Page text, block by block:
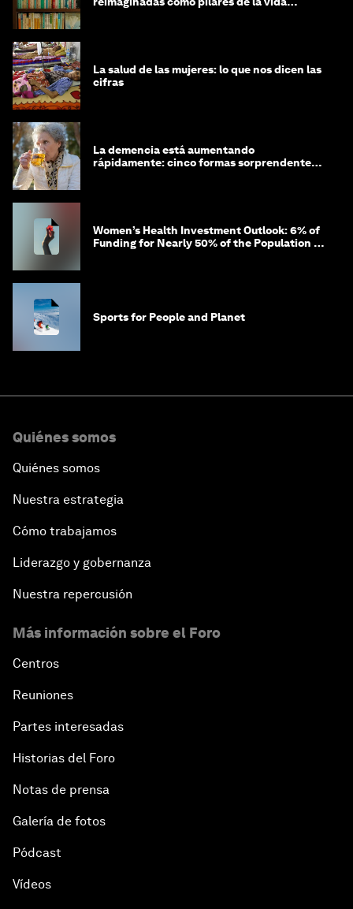
La salud de las mujeres: lo que nos dicen las
cifras
La demencia está aumentando
rápidamente: cinco formas sorprendentes
Women’s Health Investment Outlook: 6% of
Funding for Nearly 50% of the Population –
Sports for People and Planet
Quiénes somos
Quiénes somos
Nuestra estrategia
Cómo trabajamos
Liderazgo y gobernanza
Nuestra repercusión
Más información sobre el Foro
Centros
Reuniones
Partes interesadas
Historias del Foro
Notas de prensa
Galería de fotos
Pódcast
Vídeos